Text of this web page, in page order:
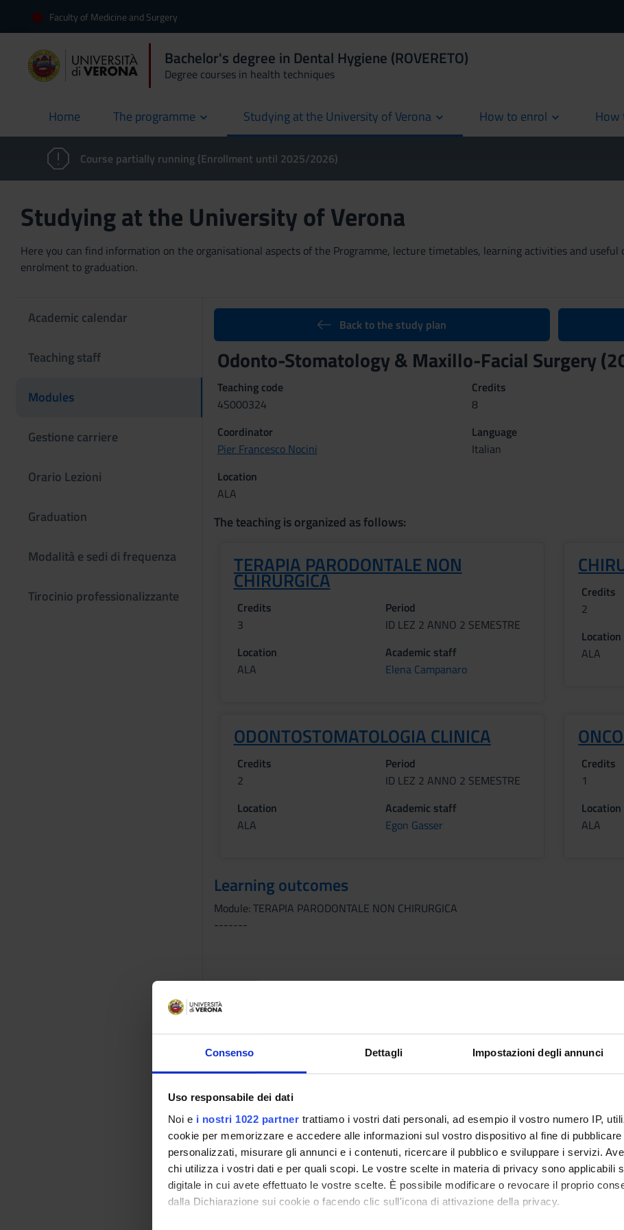
Consenso Dettagli Impostazioni degli annunci
Uso responsabile dei dati
Noi e i nostri 1022 partner trattiamo i vostri dati personali, ad esempio il vostro numero IP,
cookie per memorizzare e accedere alle informazioni sul vostro dispositivo al fine di
personalizzati, misurare gli annunci e i contenuti, ricercare il pubblico e sviluppare i servizi.
chi utilizza i vostri dati e per quali scopi. Le vostre scelte in materia di privacy sono applicabili
digitale in cui avete effettuato le vostre scelte. È possibile modificare o revocare il proprio
dalla Dichiarazione sui cookie o facendo clic sull'icona di attivazione della privacy.
Faculty of Medicine and Surgery
Bachelor's degree in Dental Hygiene (ROVERETO)
Degree courses in health techniques
Home
current The programme Studying at the University of Verona How to enrol How
Course partially running (Enrollment until 2025/2026)
Studying at the University of Verona
Here you can find information on the organisational aspects of the Programme, lecture timetables, learning activities and
enrolment to graduation.
Academic calendar
Teaching staff
Modules
Gestione carriere
Orario Lezioni
Graduation
Modalità e sedi di frequenza
Tirocinio professionalizzante
Back to the study plan
Odonto-Stomatology & Maxillo-Facial Surgery
Teaching code
4S000324
Credits
8
Coordinator
Pier Francesco Nocini
Language
Italian
Location
ALA
The teaching is organized as follows:
TERAPIA PARODONTALE NON
CHIRURGICA
Credits
3
Period
ID LEZ 2 ANNO 2 SEMESTRE
Location
ALA
Academic staff
Elena Campanaro
Credits
2
Location
ALA
ODONTOSTOMATOLOGIA CLINICA
Credits
2
Period
ID LEZ 2 ANNO 2 SEMESTRE
Location
ALA
Academic staff
Egon Gasser
Credits
1
Location
ALA
Learning outcomes
Module: TERAPIA PARODONTALE NON CHIRURGICA
-------
-------
Module: ONCOLOGIA DEL CAVO ORALE
-------
Module: ODONTOSTOMATOLOGIA CLINICA
-------
Program